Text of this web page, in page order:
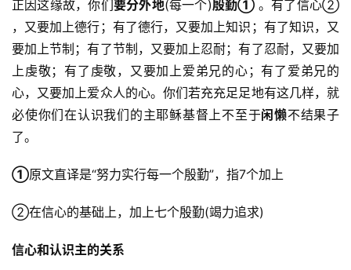
正因这缘故，你们要分外地(每一个)殷勤① 。有了信心②
，又要加上德行；有了德行，又要加上知识；有了知识，又
要加上节制；有了节制，又要加上忍耐；有了忍耐，又要加
上虔敬；有了虔敬，又要加上爱弟兄的心；有了爱弟兄的
心，又要加上爱众人的心。你们若充充足足地有这几样，就
必使你们在认识我们的主耶稣基督上不至于闲懒不结果子
了。
①原文直译是“努力实行每一个殷勤”，指7个加上
②在信心的基础上，加上七个殷勤(竭力追求)
信心和认识主的关系